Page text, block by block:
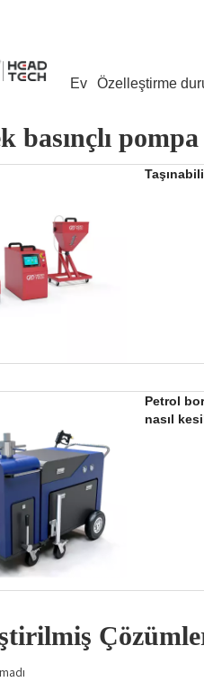
Ev Özelleştirme
basınçlı pompa
Petrol
nasıl